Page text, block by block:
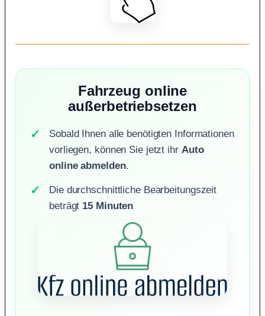
Fahrzeug online
außerbetriebsetzen
Sobald Ihnen alle benötigten Informationen
vorliegen, können Sie jetzt ihr Auto
online abmelden.
Die durchschnittliche Bearbeitungszeit
beträgt 15 Minuten